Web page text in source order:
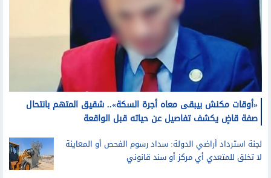
«أوقات مكنش بيبقى معاه أجرة السكة».. شقيق المتهم بانتحال
صفة قاضٍ يكشف تفاصيل عن حياته قبل الواقعة
لجنة استرداد أراضي الدولة: سداد رسوم الفحص أو المعاينة
لا تخلق للمتعدي أي مركز أو سند قانوني
نائب رئيس اتحاد عمال مصر: مبادرة فوق الـ40 تقنع أصحاب
الأعمال بضرورة الانتباه لهذه الفئة بشكل أكبر